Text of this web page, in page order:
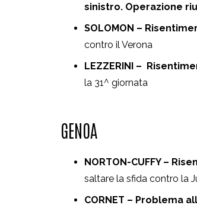
sinistro. Operazione
SOLOMON –
contro il Verona
LEZZERINI –
la 31^ giornata
GENOA
NORTON-CUFFY –
saltare la sfida contro la
CORNET – Problema